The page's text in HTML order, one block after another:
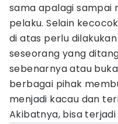
sama apalagi sampai
pelaku. Selain
di atas perlu
seseorang yang
sebenarnya atau
berbagai pihak
menjadi kacau dan
Akibatnya, bisa